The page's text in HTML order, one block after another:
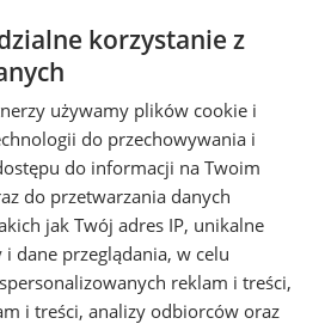
(1)
korzystanie z
używamy plików cookie i
do przechowywania i
do informacji na Twoim
do przetwarzania danych
jak Twój adres IP, unikalne
dane przeglądania, w celu
reklam i treści,
i treści, analizy odbiorców oraz